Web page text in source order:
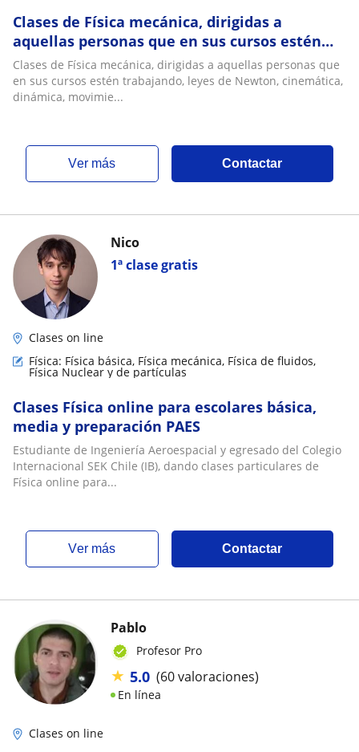
Clases de Física mecánica, dirigidas a
aquellas personas que en sus cursos estén
trabajando, leyes de Newton, cinemática,
dinámica
Clases de Física mecánica, dirigidas a aquellas personas que
en sus cursos estén trabajando, leyes de Newton, cinemática,
dinámica, movimie...
ver más Contactar
1ª clase gratis
Nico
Clases on line
Física: Física básica, Física mecánica, Física de fluidos,
Física Nuclear y de partículas
Clases Física online para escolares básica,
media y preparación PAES
Estudiante de Ingeniería Aeroespacial y egresado del Colegio
Internacional SEK Chile (IB), dando clases particulares de
Física online para...
ver más Contactar
Pablo
Profesor Pro
★ 5.0 (60 valoraciones)
En línea
Clases on line